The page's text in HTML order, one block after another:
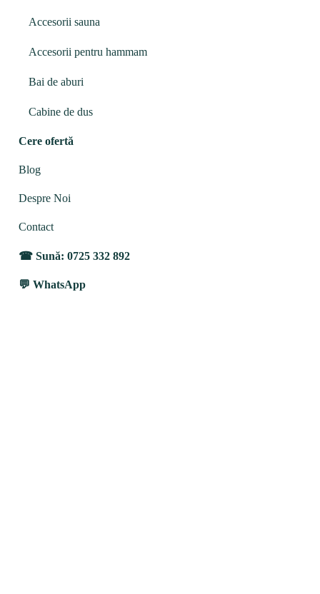
Accesorii sauna
Accesorii pentru hammam
Bai de aburi
Cabine de dus
Cere ofertă
Blog
Despre Noi
Contact
Sună: 0725 332 892
WhatsApp